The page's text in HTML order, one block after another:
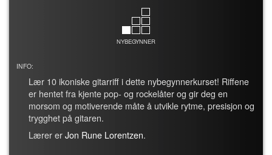
NYBEGYNNER
INFO:
Lær 10 ikoniske gitarriff i dette nybegynnerkurset! Riffene
er hentet fra kjente pop- og rockelåter og gir deg en
morsom og motiverende måte å utvikle rytme, presisjon og
trygghet på gitaren.
Lærer erJon Rune Lorentzen.